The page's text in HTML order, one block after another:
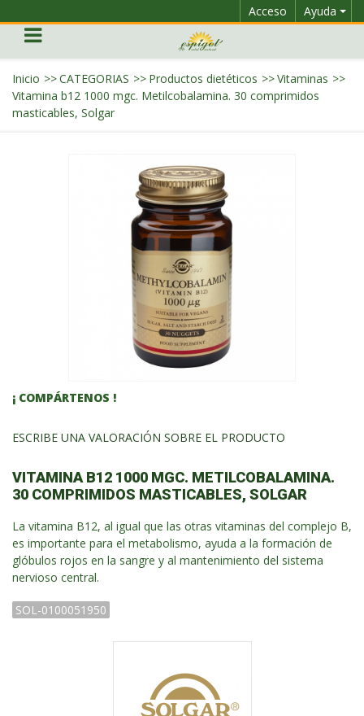
Ayuda
Acceso
Inicio >>CATEGORIAS >> Productos dietéticos >>Vitaminas >>
Vitamina b12 1000 mgc. Metilcobalamina. 30 comprimidos
masticables, Solgar
¡ COMPÁRTENOS !
ESCRIBE UNA VALORACIÓN SOBRE EL PRODUCTO
VITAMINA B12 1000 MGC. METILCOBALAMINA.
30 COMPRIMIDOS MASTICABLES, SOLGAR
La vitamina B12, al igual que las otras vitaminas del complejo B,
es importante para el metabolismo, ayuda a la formación de
glóbulos rojos en la sangre y al mantenimiento del sistema
nervioso central.
SOL-0100051950